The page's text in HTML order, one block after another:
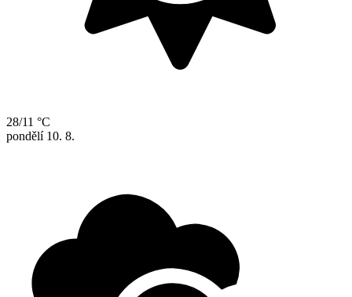
28/11 °C
pondělí 10. 8.